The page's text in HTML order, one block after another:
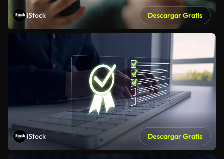
iStock Descargar Gratis
iStock Descargar Gratis